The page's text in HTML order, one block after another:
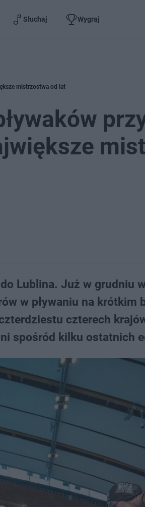
Słuchaj Wygraj
mistrzostwa od lat
Lublina. Już w grudniu
w pływaniu na krótkim
czterech
spośród kilku ostatnich